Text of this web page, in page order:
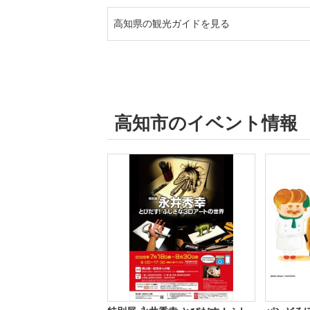
高知県の観光ガイドを見る
高知市のイベント情報